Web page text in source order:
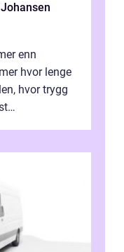
enn
hvor lenge
hvor trygg